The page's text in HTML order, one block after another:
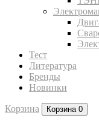
Тест
Литература
Бренды
Новинки
Корзина Корзина 0